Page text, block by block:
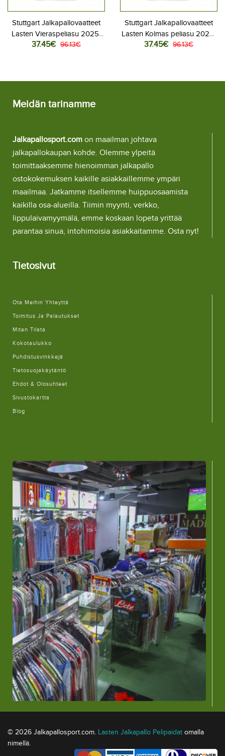
Stuttgart Jalkapallovaatteet
Lasten Vieraspeliasu 2025-
26 Lyhythihainen (+ Lyhyet
37.45€ 96.13€
Stuttgart Jalkapallovaatteet
Lasten Kolmas peliasu 2025-
26 Lyhythihainen (+ Lyhyet
37.45€ 96.13€
Meidän tarinamme
Jalkapallosport.com on maailman johtava
jalkapallokaupan kohde. Olemme ylpeitä
toimittaaksemme hienoimman jalkapallo
ostokokemuksen kaikille asiakkaillemme ympäri
maailmaa. Jatkamme itsellemme huippuosaamista
kaikilla osa-alueilla. Tiimin myynti, verkko,
lippulaivamyymälä, emme koskaan lopeta yrittää
parantaa sinua, intohimoisia asiakkaitamme. Osta nyt!
Tietosivut
Ota Meihin Yhteyttä
Toimitus Ja Palautukset
Miten Tilata
Kokotaulukko
Puhdistusvinkkejä
Tietosuojakäytäntö
Ehdot & Olosuhteet
Sivustokartta
Blog
© 2026 Jalkapallosport.com. Lasten Jalkapallo Pelipaidat omalla
nimellä.